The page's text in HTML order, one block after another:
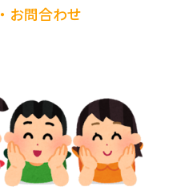
お問合わせ